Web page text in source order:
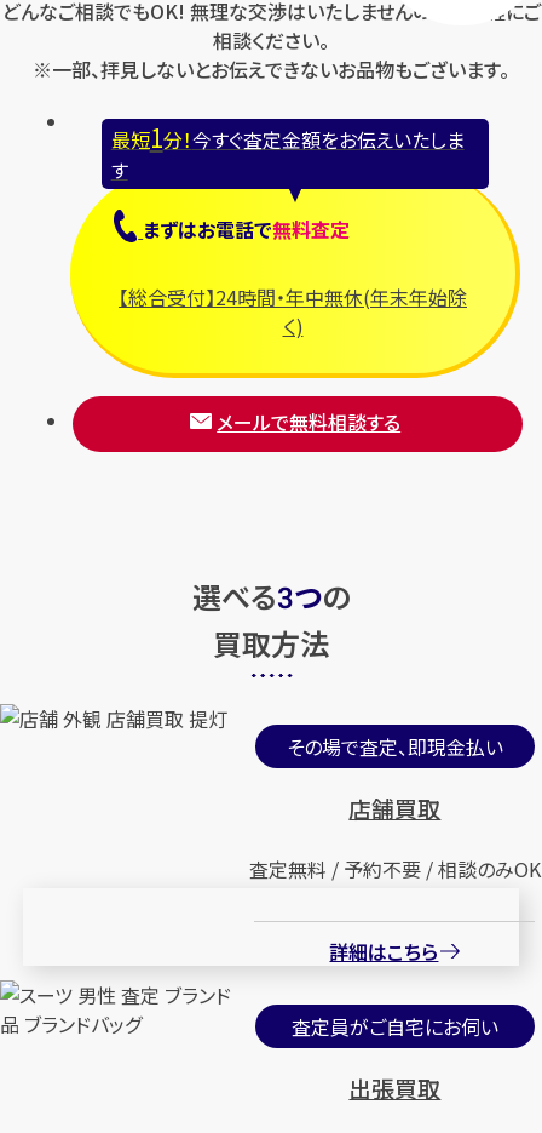
どんなご相談でもOK! 無理な交渉はいたしませんのでお気軽にご
相談ください。
※一部、拝見しないとお伝えできないお品物もございます。
最短1分！今すぐ査定金額をお伝えいたしま
す
まずはお電話で無料査定
【総合受付】24時間・年中無休(年末年始除
く)
メールで無料相談する
選べる3つの
買取方法
その場で査定、即現金払い
店舗買取
査定無料 / 予約不要 / 相談のみOK
詳細はこちら
査定員がご自宅にお伺い
出張買取